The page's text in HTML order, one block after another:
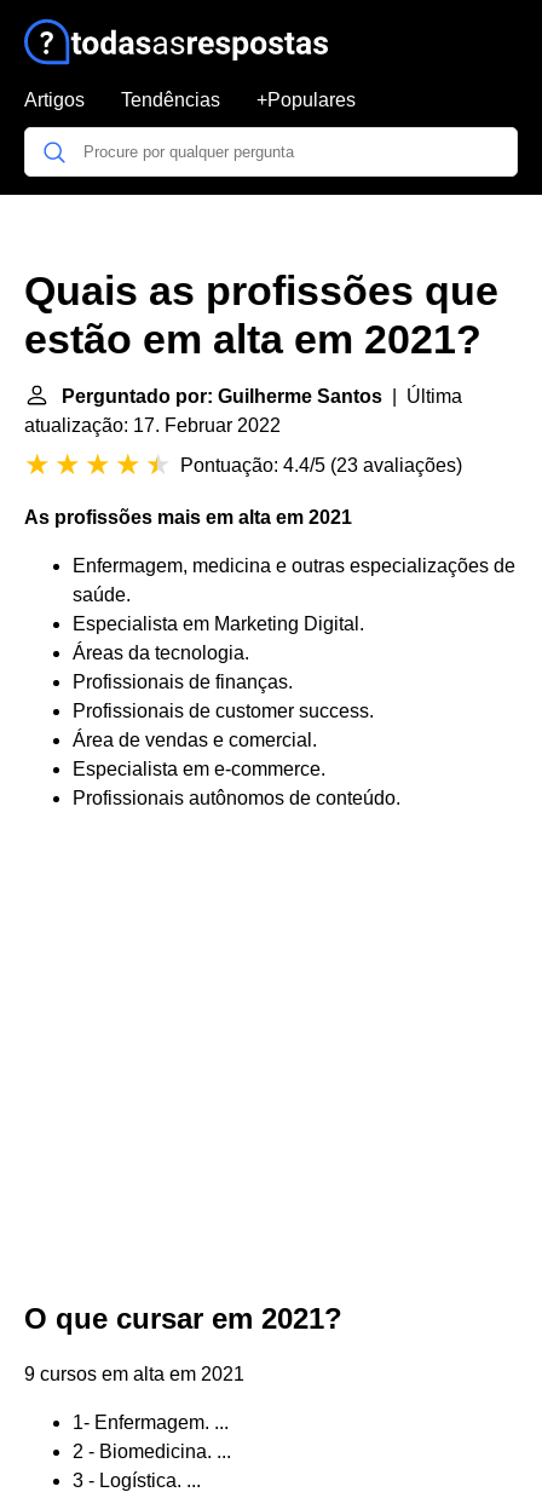
Artigos Tendências +Populares
Quais as profissões que
estão em alta em 2021?
Perguntado por: Guilherme Santos | Última
atualização: 17. Februar 2022
Pontuação: 4.4/5 (23 avaliações)
As profissões mais em alta em 2021
Enfermagem, medicina e outras especializações de
saúde.
Especialista em Marketing Digital.
Áreas da tecnologia.
Profissionais de finanças.
Profissionais de customer success.
Área de vendas e comercial.
Especialista em e-commerce.
Profissionais autônomos de conteúdo.
O que cursar em 2021?
9 cursos em alta em 2021
1- Enfermagem. ...
2 - Biomedicina. ...
3 - Logística. ...